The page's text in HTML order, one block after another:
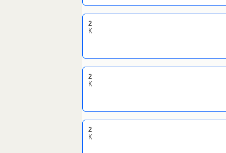
2
К
2
К
2
К